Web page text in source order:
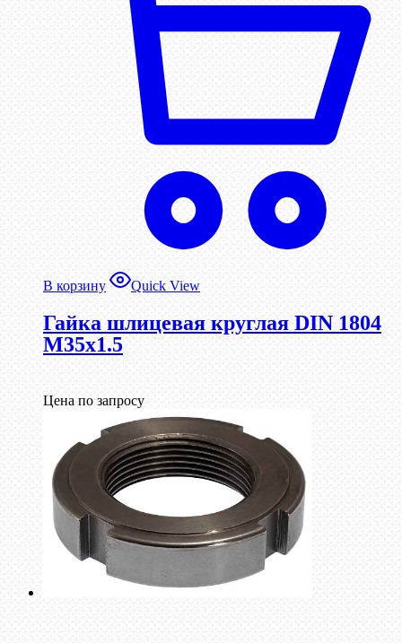
В корзину Quick View
Гайка шлицевая круглая DIN 1804
М35х1.5
Цена по запросу